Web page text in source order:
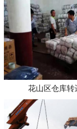
花山区仓库转